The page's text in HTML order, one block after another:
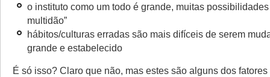
o instituto como um todo é grande, muitas possibilidades
multidão”
hábitos/culturas erradas são mais difíceis de serem
grande e estabelecido
É só isso? Claro que não, mas estes são alguns dos